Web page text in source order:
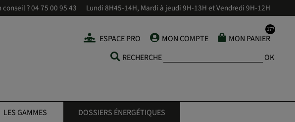
conseil ?04 75 00 95 43 Lundi 8H45-14H, Mardi à jeudi 9H-13H et Vendredi 9H-12H
ESPACE PRO MON COMPTE
MON PANIER
RECHERCHE
OK
LES GAMMES DOSSIERS ÉNERGÉTIQUES